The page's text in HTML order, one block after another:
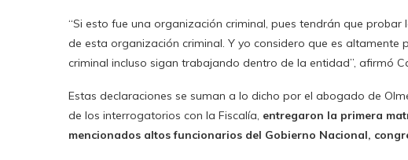
“Si esto fue una organización criminal, pues tendrán que
de esta organización criminal. Y yo considero que es
criminal incluso sigan trabajando dentro de la entidad”, afirmó
Estas declaraciones se suman a lo dicho por el abogado de
de los interrogatorios con la Fiscalía, entregaron la primera
mencionados altos funcionarios del Gobierno Nacional,